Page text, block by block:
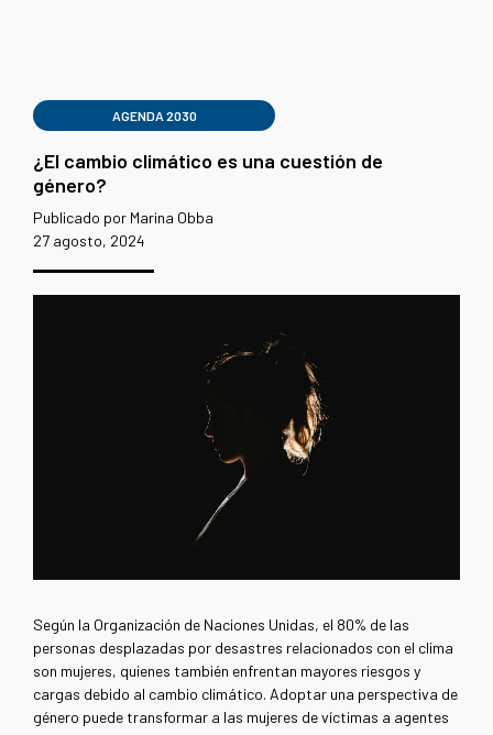
AGENDA 2030
¿El cambio climático es una cuestión de
género?
Publicado por Marina Obba
27 agosto, 2024
Según la Organización de Naciones Unidas, el 80% de las
personas desplazadas por desastres relacionados con el clima
son mujeres, quienes también enfrentan mayores riesgos y
cargas debido al cambio climático. Adoptar una perspectiva de
género puede transformar a las mujeres de víctimas a agentes